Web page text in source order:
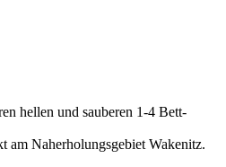
hellen und sauberen 1-4 Bett-
am Naherholungsgebiet Wakenitz.